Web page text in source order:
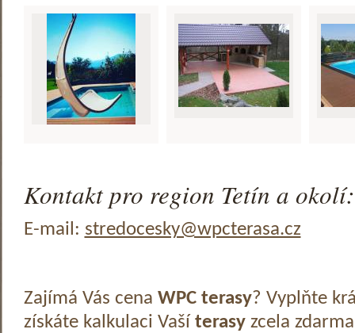
Kontakt pro region Tetín a okolí:
E-mail: stredocesky@wpcterasa.cz
Zajímá Vás cena WPC terasy? Vyplňte
získáte kalkulaci Vaší terasyzcela